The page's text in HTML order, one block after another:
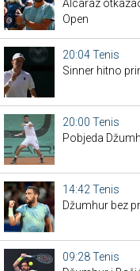
Alcaraz
Open
20:04Tenis
Sinner hitno
20:00 Tenis
Pobjeda
14:42 Tenis
Džumhur bez
09:28Tenis